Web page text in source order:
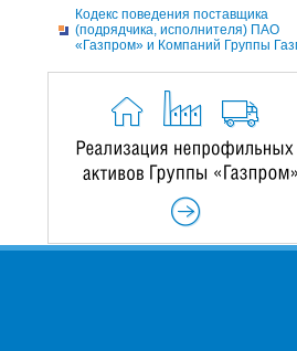
Кодекс поведения поставщика
(подрядчика, исполнителя) ПАО
«Газпром» и Компаний Группы